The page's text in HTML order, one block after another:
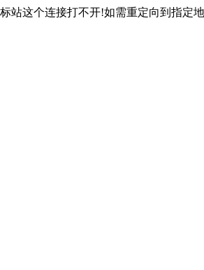
站这个连接打不开!如需重定向到指定